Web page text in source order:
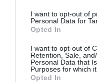
I want to opt-out of
Personal Data for
Opted In
I want to opt-out of
Retention, Sale,
Personal Data that
Purposes for which
Opted In